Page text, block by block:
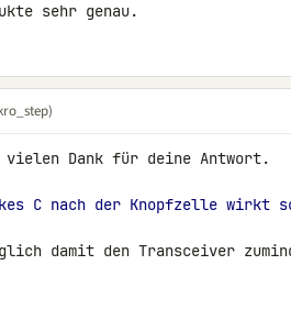
sehr genau.
vielen Dank für deine Antwort.
C nach der Knopfzelle wirkt
damit den Transceiver